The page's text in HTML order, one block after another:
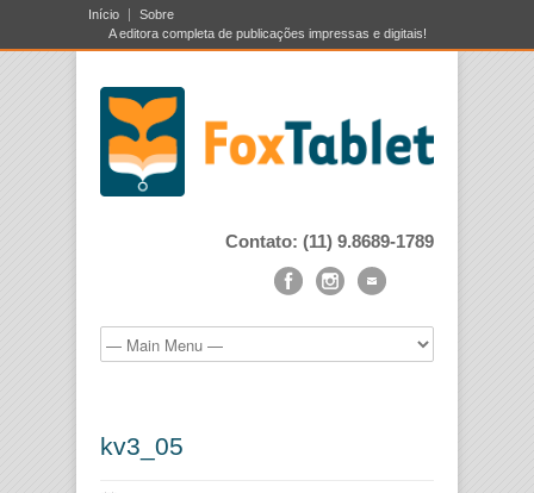
Início
Sobre
A editora completa de publicações impressas e digitais!
Contato: (11) 9.8689-1789
kv3_05